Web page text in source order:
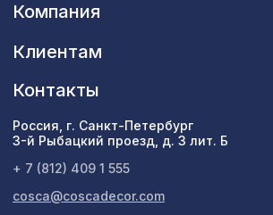
Компания
Клиентам
Контакты
Россия, г. Санкт-Петербург
3-й Рыбацкий проезд, д. 3 лит. Б
+ 7 (812) 409 1 555
cosca@coscadecor.com